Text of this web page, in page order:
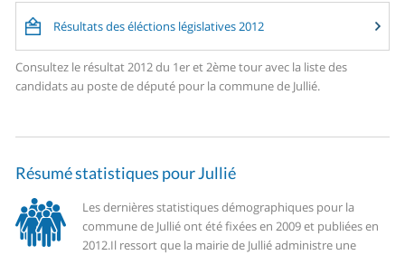
Résultats des éléctions législatives 2012
Consultez le résultat 2012 du 1er et 2ème tour avec la liste des
candidats au poste de député pour la commune de Jullié.
Résumé statistiques pour Jullié
Les dernières statistiques démographiques pour la
commune de Jullié ont été fixées en 2009 et publiées en
2012.Il ressort que la mairie de Jullié administre une